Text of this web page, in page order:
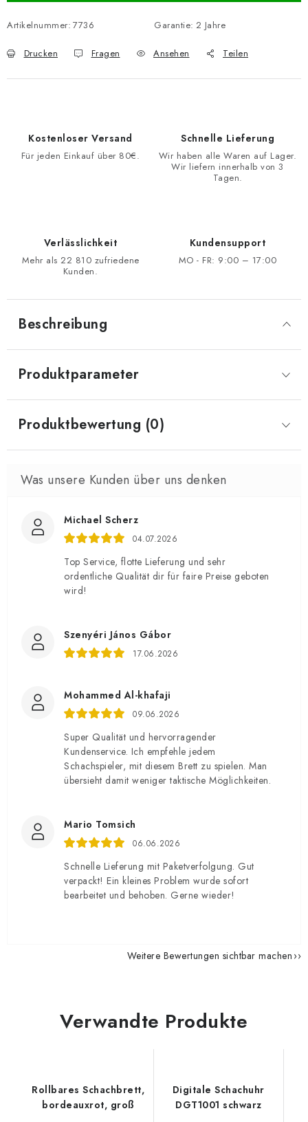
Artikelnummer: 7736 Garantie: 2 Jahre
Drucken Fragen Ansehen Teilen
Kostenloser Versand
Für jeden Einkauf über 80€.
Schnelle Lieferung
Wir haben alle Waren auf Lager.
Wir liefern innerhalb von 3
Tagen.
Verlässlichkeit
Mehr als 22 810 zufriedene
Kunden.
Kundensupport
MO - FR: 9:00 – 17:00
Beschreibung
Produktparameter
Produktbewertung (0)
Michael Scherz
04.07.2026
Top Service, flotte Lieferung und sehr
ordentliche Qualität dir für faire Preise geboten
wird!
Szenyéri János Gábor
17.06.2026
Mohammed Al-khafaji
09.06.2026
Super Qualität und hervorragender
Kundenservice. Ich empfehle jedem
Schachspieler, mit diesem Brett zu spielen. Man
übersieht damit weniger taktische Möglichkeiten.
Mario Tomsich
06.06.2026
Schnelle Lieferung mit Paketverfolgung. Gut
verpackt! Ein kleines Problem wurde sofort
bearbeitet und behoben. Gerne wieder!
Weitere Bewertungen sichtbar machen
Verwandte Produkte
Rollbares Schachbrett,
bordeauxrot, groß
Digitale Schachuhr
DGT1001 schwarz